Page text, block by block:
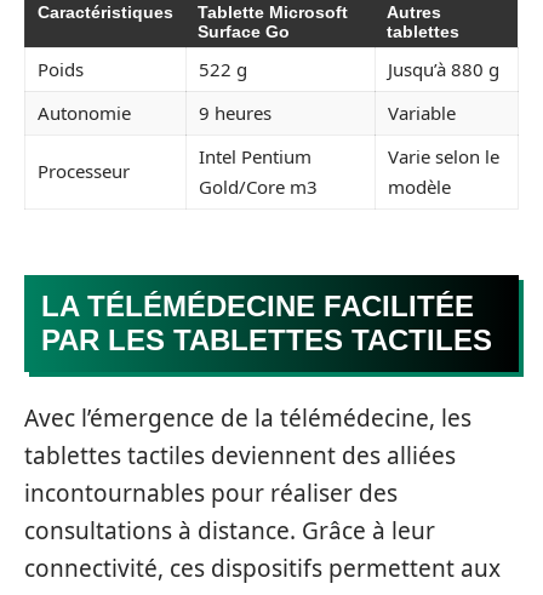
Caractéristiques
Tablette Microsoft
Surface Go
Autres
tablettes
Poids 522 g
Jusqu’à 880 g
Autonomie
9 heures Variable
Processeur
Intel Pentium
Gold/Core m3
Varie selon le
modèle
LA TÉLÉMÉDECINE FACILITÉE
PAR LES TABLETTES TACTILES
Avec l’émergence de la télémédecine, les
tablettes tactiles deviennent des alliées
incontournables pour réaliser des
consultations à distance. Grâce à leur
connectivité, ces dispositifs permettent aux